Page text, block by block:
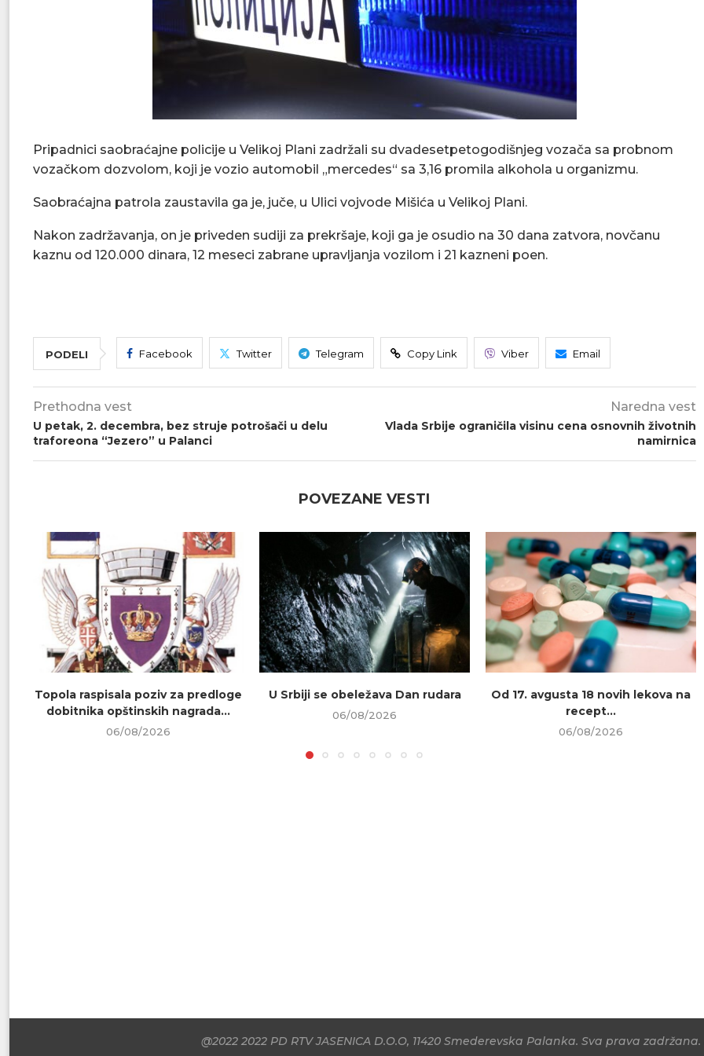
Pripadnici saobraćajne policije u Velikoj Plani zadržali su dvadesetpetogodišnjeg vozača sa probnom
vozačkom dozvolom, koji je vozio automobil „mercedes“ sa 3,16 promila alkohola u organizmu.
Saobraćajna patrola zaustavila ga je, juče, u Ulici vojvode Mišića u Velikoj Plani.
Nakon zadržavanja, on je priveden sudiji za prekršaje, koji ga je osudio na 30 dana zatvora, novčanu
kaznu od 120.000 dinara, 12 meseci zabrane upravljanja vozilom i 21 kazneni poen.
PODELI Facebook Twitter Telegram Copy Link Viber Email
Prethodna vest
U petak, 2. decembra, bez struje potrošači u delu
traforeona “Jezero” u Palanci
Naredna vest
Vlada Srbije ograničila visinu cena osnovnih životnih
namirnica
POVEZANE VESTI
Topola raspisala poziv za predloge
dobitnika opštinskih nagrada...
06/08/2026
U Srbiji se obeležava Dan rudara
06/08/2026
Od 17. avgusta 18 novih lekova na
recept...
06/08/2026
@2022 2022 PD RTV JASENICA D.O.O, 11420 Smederevska Palanka. Sva prava